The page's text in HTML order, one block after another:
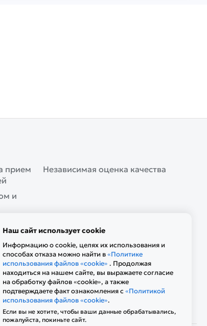
прием
и
Независимая оценка качества
Наш сайт использует cookie
Информацию о cookie, целях их использования и
способах отказа можно найти в«Политике
использования файлов «cookie» . Продолжая
находиться на нашем сайте, вы выражаете согласие
на обработку файлов «cookie», а также
подтверждаете факт ознакомления с«Политикой
использования файлов «cookie».
Если вы не хотите, чтобы ваши данные обрабатывались,
пожалуйста, покиньте сайт.